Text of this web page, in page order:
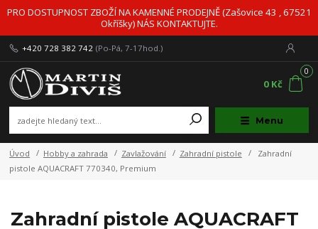
PRO DOSTUPNOST ZBOŽÍ NA KAMENNÉ PRODEJNĚ (Zašovice 43 , 67521
Okříšky) NÁS KONTAKTUJTE.
Menu
+420 728 382 742 (Po-Pá, 7-17hod.)
0
0 Kč
Úvod Hobby a zahrada Zavlažování Zahradní pistole
Zahradní
pistole AQUACRAFT 770340, Premium
Zahradní pistole AQUACRAFT